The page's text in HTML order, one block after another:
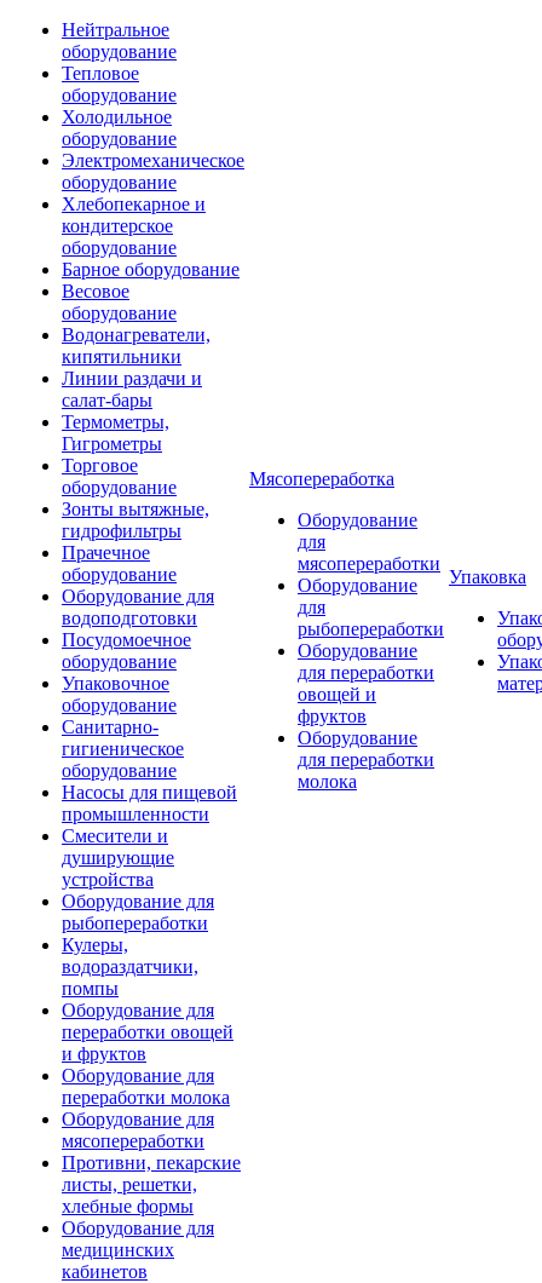
Нейтральное
оборудование
Тепловое
оборудование
Холодильное
оборудование
Электромеханическое
оборудование
Хлебопекарное и
кондитерское
оборудование
Барное оборудование
Весовое
оборудование
Водонагреватели,
кипятильники
Линии раздачи и
салат-бары
Термометры,
Гигрометры
Торговое
оборудование
Зонты вытяжные,
гидрофильтры
Прачечное
оборудование
Оборудование для
водоподготовки
Посудомоечное
оборудование
Упаковочное
оборудование
Санитарно-
гигиеническое
оборудование
Насосы для пищевой
промышленности
Смесители и
душирующие
устройства
Оборудование для
рыбопереработки
Кулеры,
водораздатчики,
помпы
Оборудование для
переработки овощей
и фруктов
Оборудование для
переработки молока
Оборудование для
мясопереработки
Противни, пекарские
листы, решетки,
хлебные формы
Оборудование для
медицинских
кабинетов
Мясопереработка
Оборудование
для
мясопереработки
Оборудование
для
рыбопереработки
Оборудование
для переработки
овощей и
фруктов
Оборудование
для переработки
молока
Упаковка